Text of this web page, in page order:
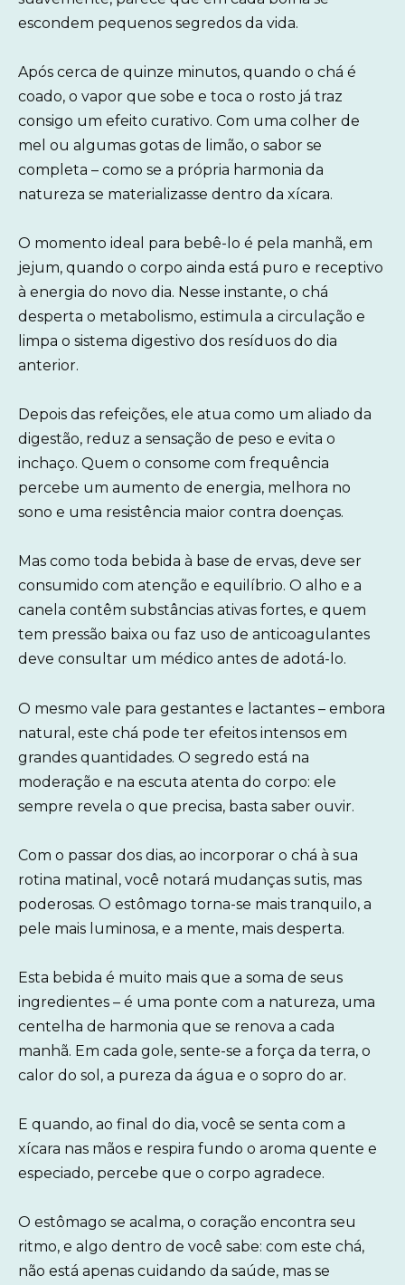
escondem pequenos segredos da vida.
Após cerca de quinze minutos, quando o chá é
coado, o vapor que sobe e toca o rosto já traz
consigo um efeito curativo. Com uma colher de
mel ou algumas gotas de limão, o sabor se
completa – como se a própria harmonia da
natureza se materializasse dentro da xícara.
O momento ideal para bebê-lo é pela manhã, em
jejum, quando o corpo ainda está puro e receptivo
à energia do novo dia. Nesse instante, o chá
desperta o metabolismo, estimula a circulação e
limpa o sistema digestivo dos resíduos do dia
anterior.
Depois das refeições, ele atua como um aliado da
digestão, reduz a sensação de peso e evita o
inchaço. Quem o consome com frequência
percebe um aumento de energia, melhora no
sono e uma resistência maior contra doenças.
Mas como toda bebida à base de ervas, deve ser
consumido com atenção e equilíbrio. O alho e a
canela contêm substâncias ativas fortes, e quem
tem pressão baixa ou faz uso de anticoagulantes
deve consultar um médico antes de adotá-lo.
O mesmo vale para gestantes e lactantes – embora
natural, este chá pode ter efeitos intensos em
grandes quantidades. O segredo está na
moderação e na escuta atenta do corpo: ele
sempre revela o que precisa, basta saber ouvir.
Com o passar dos dias, ao incorporar o chá à sua
rotina matinal, você notará mudanças sutis, mas
poderosas. O estômago torna-se mais tranquilo, a
pele mais luminosa, e a mente, mais desperta.
Esta bebida é muito mais que a soma de seus
ingredientes – é uma ponte com a natureza, uma
centelha de harmonia que se renova a cada
manhã. Em cada gole, sente-se a força da terra, o
calor do sol, a pureza da água e o sopro do ar.
E quando, ao final do dia, você se senta com a
xícara nas mãos e respira fundo o aroma quente e
especiado, percebe que o corpo agradece.
O estômago se acalma, o coração encontra seu
ritmo, e algo dentro de você sabe: com este chá,
não está apenas cuidando da saúde, mas se